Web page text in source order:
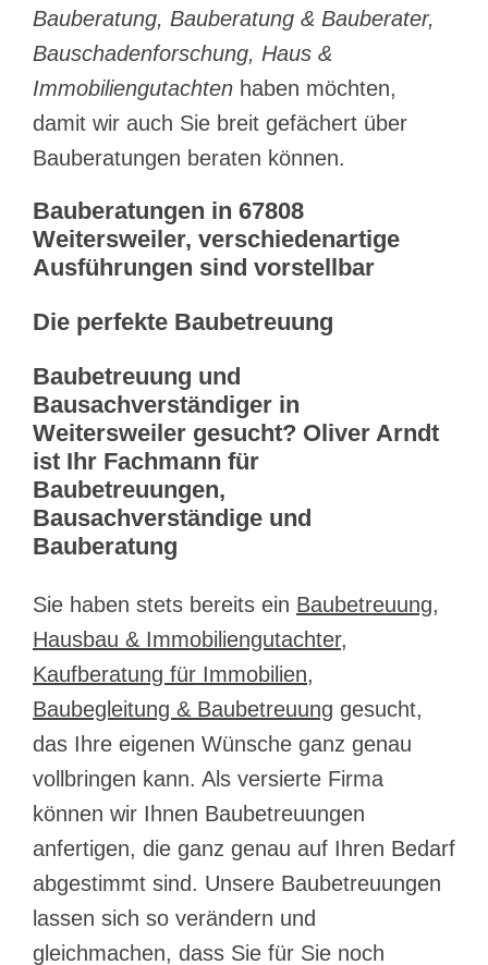
Bauberatung, Bauberatung & Bauberater,
Bauschadenforschung, Haus &
Immobiliengutachten haben möchten,
damit wir auch Sie breit gefächert über
Bauberatungen beraten können.
Bauberatungen in 67808
Weitersweiler, verschiedenartige
Ausführungen sind vorstellbar
Die perfekte Baubetreuung
Baubetreuung und
Bausachverständiger in
Weitersweiler gesucht? Oliver Arndt
ist Ihr Fachmann für
Baubetreuungen,
Bausachverständige und
Bauberatung
Sie haben stets bereits ein Baubetreuung,
Hausbau & Immobiliengutachter,
Kaufberatung für Immobilien,
Baubegleitung & Baubetreuung gesucht,
das Ihre eigenen Wünsche ganz genau
vollbringen kann. Als versierte Firma
können wir Ihnen Baubetreuungen
anfertigen, die ganz genau auf Ihren Bedarf
abgestimmt sind. Unsere Baubetreuungen
lassen sich so verändern und
gleichmachen, dass Sie für Sie noch